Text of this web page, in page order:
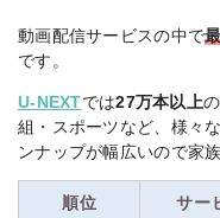
動画配信サービスの中で
です。
U-NEXTでは27万本以上
組・スポーツなど、様々
ンナップが幅広いので家
順位 サー